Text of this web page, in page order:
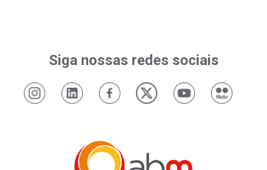
Siga nossas redes sociais